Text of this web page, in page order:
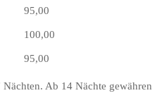
95,00
100,00
95,00
Ab 14 Nächte gewähren